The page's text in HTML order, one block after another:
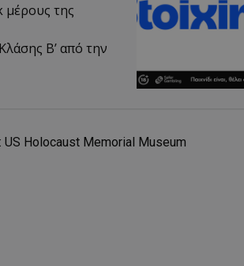
μέρους της
Β’ από την